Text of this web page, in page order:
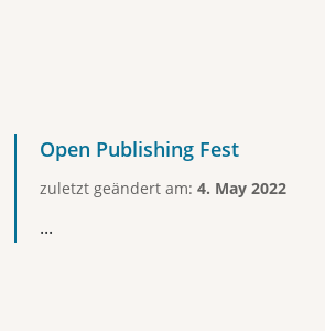
Open Publishing Fest
zuletzt geändert am: 4. May 2022
...